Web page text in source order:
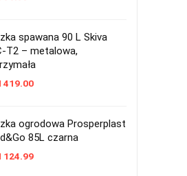
spawana 90 L Skiva
T2 – metalowa,
419.00
ogrodowa Prosperplast
85L czarna
124.99